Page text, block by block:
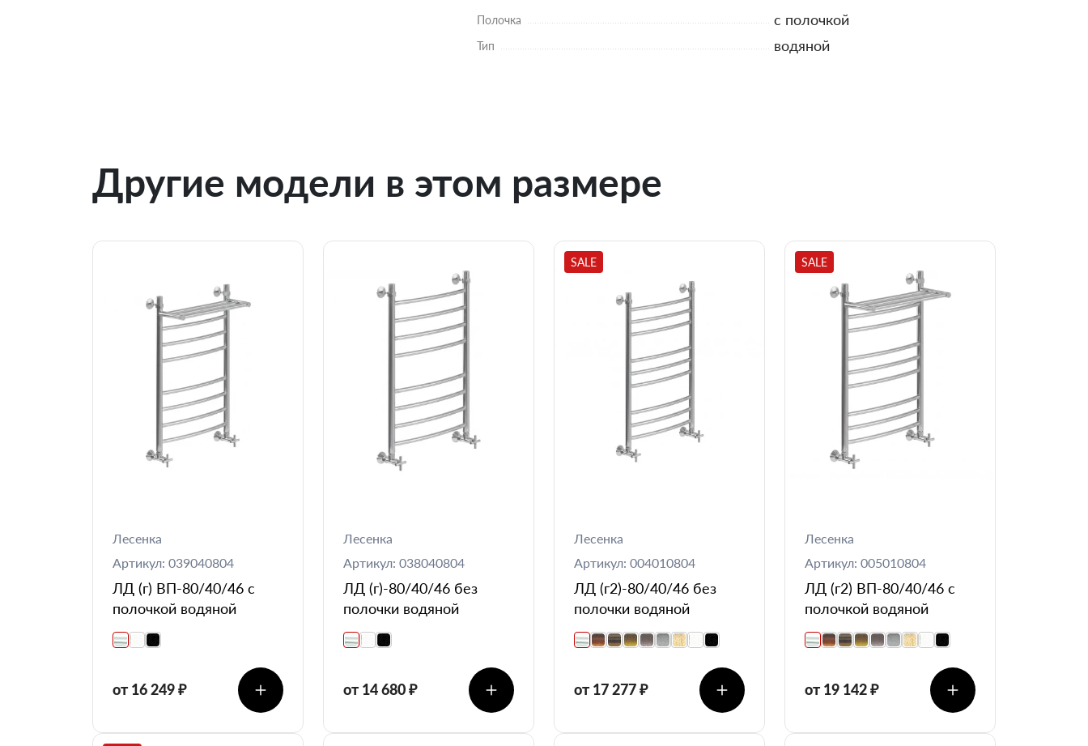
Полочка с полочкой
Тип водяной
Другие модели в этом размере
Лесенка
Артикул: 039040804
ЛД (г) ВП-80/40/46 с
полочкой водяной
от 16 249 ₽
Лесенка
Артикул: 038040804
ЛД (г)-80/40/46 без
полочки водяной
от 14 680 ₽
SALE
Лесенка
Артикул: 004010804
ЛД (г2)-80/40/46 без
полочки водяной
от 17 277 ₽
SALE
Лесенка
Артикул: 005010804
ЛД (г2) ВП-80/40/46 с
полочкой водяной
от 19 142 ₽